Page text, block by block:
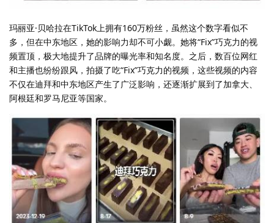
玛丽亚·贝哈拉在TikTok上拥有160万粉丝，虽然这个数字看似不
多，但在中东地区，她的影响力却不可小觑。她将“Fix”巧克力的视
频置顶，极大地提升了品牌的曝光率和知名度。之后，数百位网红
和主播也纷纷跟风，拍摄了吃“Fix”巧克力的视频，这些视频的内容
不仅在迪拜和中东地区产生了广泛影响，还逐渐扩展到了加拿大、
阿根廷和罗马尼亚等国家。